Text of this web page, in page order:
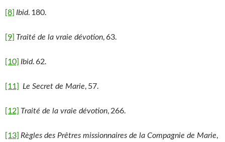
[8] Ibid. 180.
[9] Traité de la vraie dévotion, 63.
[10] Ibid. 62.
[11] Le Secret de Marie, 57.
[12] Traité de la vraie dévotion, 266.
[13] Règles des Prêtres missionnaires de la Compagnie de Marie,